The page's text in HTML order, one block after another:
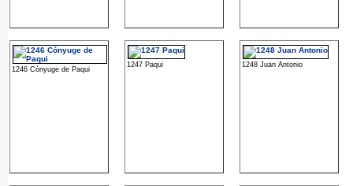
1246 Cónyuge de Paqui
1247 Paqui 1248 Juan Antonio